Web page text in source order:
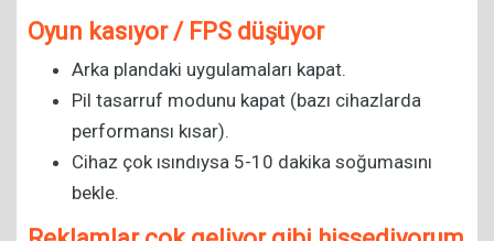
Oyun kasıyor / FPS düşüyor
Arka plandaki uygulamaları kapat.
Pil tasarruf modunu kapat (bazı cihazlarda
performansı kısar).
Cihaz çok ısındıysa 5-10 dakika soğumasını
bekle.